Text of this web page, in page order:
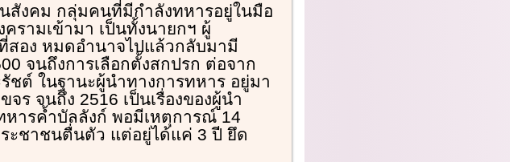
สังคม กลุ่มคนที่มีกำลังทหารอยู่ในมือ
รามเข้ามา เป็นทั้งนายกฯ ผู้
สอง หมดอำนาจไปแล้วกลับมามี
จนถึงการเลือกตั้งสกปรก ต่อจาก
ต์ ในฐานะผู้นำทางการทหาร อยู่มา
ร จนถึง 2516 เป็นเรื่องของผู้นำ
หารค้ำบัลลังก์ พอมีเหตุการณ์ 14
ะชาชนตื่นตัว แต่อยู่ได้แค่ 3 ปี ยึด